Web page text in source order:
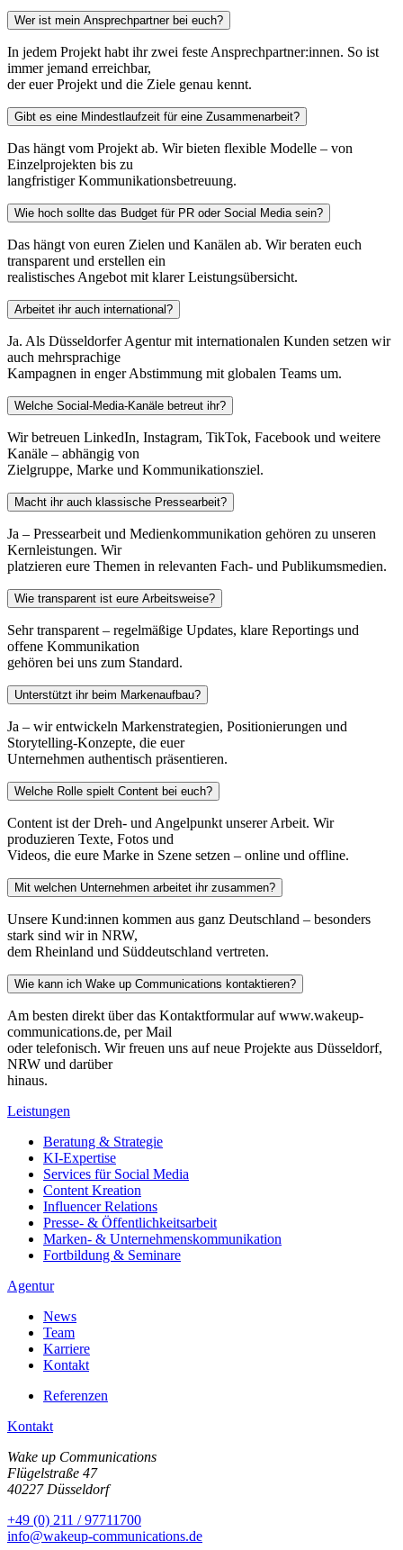
Wer ist mein Ansprechpartner bei euch?
In jedem Projekt habt ihr zwei feste Ansprechpartner:innen. So ist
immer jemand erreichbar,
der euer Projekt und die Ziele genau kennt.
Gibt es eine Mindestlaufzeit für eine Zusammenarbeit?
Das hängt vom Projekt ab. Wir bieten flexible Modelle – von
Einzelprojekten bis zu
langfristiger Kommunikationsbetreuung.
Wie hoch sollte das Budget für PR oder Social Media sein?
Das hängt von euren Zielen und Kanälen ab. Wir beraten euch
transparent und erstellen ein
realistisches Angebot mit klarer Leistungsübersicht.
Arbeitet ihr auch international?
Ja. Als Düsseldorfer Agentur mit internationalen Kunden setzen wir
auch mehrsprachige
Kampagnen in enger Abstimmung mit globalen Teams um.
Welche Social-Media-Kanäle betreut ihr?
Wir betreuen LinkedIn, Instagram, TikTok, Facebook und weitere
Kanäle – abhängig von
Zielgruppe, Marke und Kommunikationsziel.
Macht ihr auch klassische Pressearbeit?
Ja – Pressearbeit und Medienkommunikation gehören zu unseren
Kernleistungen. Wir
platzieren eure Themen in relevanten Fach- und Publikumsmedien.
Wie transparent ist eure Arbeitsweise?
Sehr transparent – regelmäßige Updates, klare Reportings und
offene Kommunikation
gehören bei uns zum Standard.
Unterstützt ihr beim Markenaufbau?
Ja – wir entwickeln Markenstrategien, Positionierungen und
Storytelling-Konzepte, die euer
Unternehmen authentisch präsentieren.
Welche Rolle spielt Content bei euch?
Content ist der Dreh- und Angelpunkt unserer Arbeit. Wir
produzieren Texte, Fotos und
Videos, die eure Marke in Szene setzen – online und offline.
Mit welchen Unternehmen arbeitet ihr zusammen?
Unsere Kund:innen kommen aus ganz Deutschland – besonders
stark sind wir in NRW,
dem Rheinland und Süddeutschland vertreten.
Wie kann ich Wake up Communications kontaktieren?
Am besten direkt über das Kontaktformular auf www.wakeup-
communications.de, per Mail
oder telefonisch. Wir freuen uns auf neue Projekte aus Düsseldorf,
NRW und darüber
hinaus.
Leistungen
Beratung & Strategie
KI-Expertise
Services für Social Media
Content Kreation
Influencer Relations
Presse- & Öffentlichkeitsarbeit
Marken- & Unternehmenskommunikation
Fortbildung & Seminare
Agentur
News
Team
Karriere
Kontakt
Referenzen
Kontakt
Wake up Communications
Flügelstraße 47
40227 Düsseldorf
+49 (0) 211 / 97711700
info@wakeup-communications.de